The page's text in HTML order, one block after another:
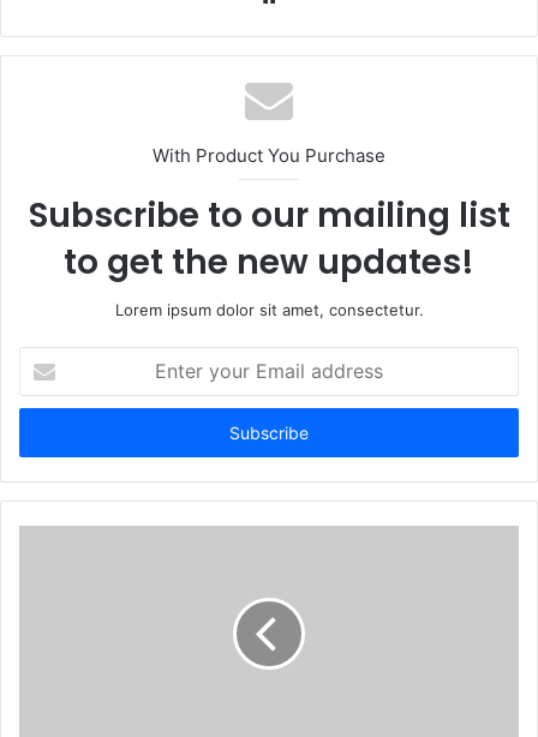
b
s
i
e
With Product You Purchase
Subscribe to our mailing list
to get the new updates!
Lorem ipsum dolor sit amet, consectetur.
t
r
y